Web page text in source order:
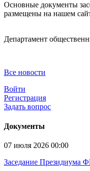
Основные документы
размещены на нашем
Департамент
Все новости
Войти
Регистрация
Задать вопрос
Документы
07 июля 2026 00:00
Заседание Президиума